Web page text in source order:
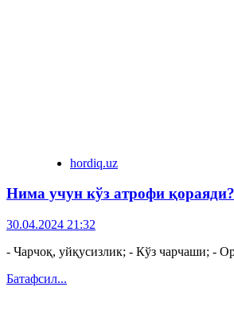
hordiq.uz
Нима учун кўз атрофи қораяди?
30.04.2024 21:32
- Чарчоқ, уйқусизлик; - Кўз чарчаши; -
Батафсил...